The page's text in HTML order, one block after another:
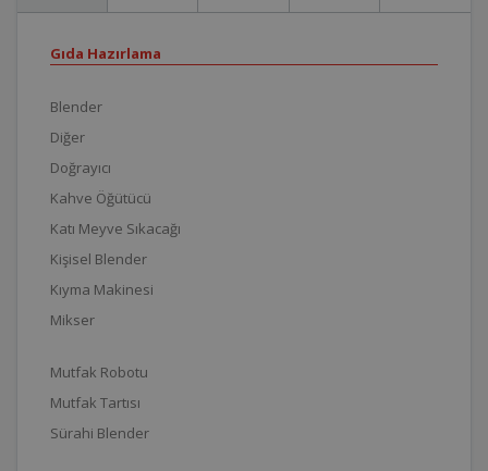
Gıda Hazırlama
Blender
Diğer
Doğrayıcı
Kahve Öğütücü
Katı Meyve Sıkacağı
Kişisel Blender
Kıyma Makinesi
Mikser
Mutfak Robotu
Mutfak Tartısı
Sürahi Blender